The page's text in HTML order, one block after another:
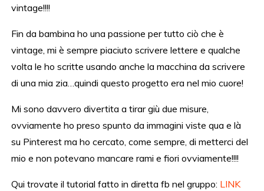
vintage!!!!
Fin da bambina ho una passione per tutto ciò che è
vintage, mi è sempre piaciuto scrivere lettere e qualche
volta le ho scritte usando anche la macchina da scrivere
di una mia zia…quindi questo progetto era nel mio cuore!
Mi sono davvero divertita a tirar giù due misure,
ovviamente ho preso spunto da immagini viste qua e là
su Pinterest ma ho cercato, come sempre, di metterci del
mio e non potevano mancare rami e fiori ovviamente!!!!
Qui trovate il tutorial fatto in diretta fb nel gruppo: LINK